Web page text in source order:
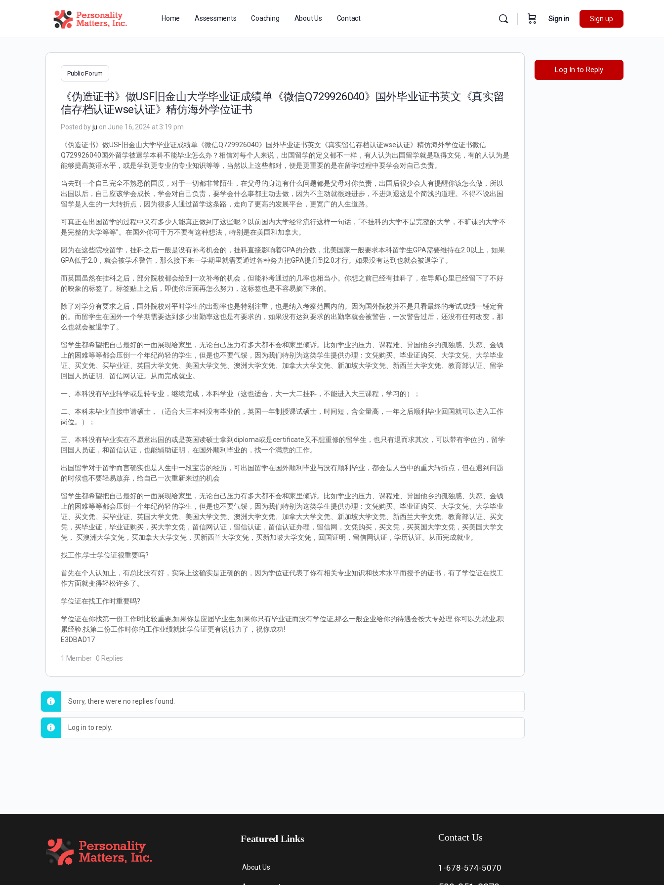
Home Assessments Coaching About Us Contact Sign in Sign up
Public Forum
《伪造证书》做USF旧金山大学毕业证成绩单《微信Q729926040》国外毕业证书英文《真实留
信存档认证wse认证》精仿海外学位证书
Posted byju on June 16, 2024 at 3:19 pm
《伪造证书》做USF旧金山大学毕业证成绩单《微信Q729926040》国外毕业证书英文《真实留信存档认证wse认证》精仿海外学位证书微信
Q729926040国外留学被退学本科不能毕业怎么办？相信对每个人来说，出国留学的定义都不一样，有人认为出国留学就是取得文凭，有的人认为是
能够提高英语水平，或是学到更专业的专业知识等等，当然以上这些都对，便是更重要的是在留学过程中要学会对自己负责。
当去到一个自己完全不熟悉的国度，对于一切都非常陌生，在父母的身边有什么问题都是父母对你负责，出国后很少会人有提醒你该怎么做，所以
出国以后，自己应该学会成长，学会对自己负责，要学会什么事都主动去做，因为不主动就很难进步，不进则退这是个简浅的道理。不得不说出国
留学是人生的一大转折点，因为很多人通过留学这条路，走向了更高的发展平台，更宽广的人生道路。
可真正在出国留学的过程中又有多少人能真正做到了这些呢？以前国内大学经常流行这样一句话，“不挂科的大学不是完整的大学，不旷课的大学不
是完整的大学等等”。在国外你可千万不要有这种想法，特别是在美国和加拿大。
因为在这些院校留学，挂科之后一般是没有补考机会的，挂科直接影响着GPA的分数，北美国家一般要求本科留学生GPA需要维持在2.0以上，如果
GPA低于2.0，就会被学术警告，那么接下来一学期里就需要通过各种努力把GPA提升到2.0才行。如果没有达到也就会被退学了。
而英国虽然在挂科之后，部分院校都会给到一次补考的机会，但能补考通过的几率也相当小。你想之前已经有挂科了，在导师心里已经留下了不好
的映象的标签了。标签贴上之后，即使你后面再怎么努力，这标签也是不容易摘下来的。
除了对学分有要求之后，国外院校对平时学生的出勤率也是特别注重，也是纳入考察范围内的。因为国外院校并不是只看最终的考试成绩一锤定音
的。而留学生在国外一个学期需要达到多少出勤率这也是有要求的，如果没有达到要求的出勤率就会被警告，一次警告过后，还没有任何改变，那
么也就会被退学了。
留学生都希望把自己最好的一面展现给家里，无论自己压力有多大都不会和家里倾诉。比如学业的压力、课程难、异国他乡的孤独感、失恋、金钱
上的困难等等都会压倒一个年纪尚轻的学生，但是也不要气馁，因为我们特别为这类学生提供办理：文凭购买、毕业证购买、大学文凭、大学毕业
证、买文凭、买毕业证、英国大学文凭、美国大学文凭、澳洲大学文凭、加拿大大学文凭、新加坡大学文凭、新西兰大学文凭、教育部认证、留学
回国人员证明、留信网认证。从而完成就业。
一、本科没有毕业转学或是转专业，继续完成，本科学业（这也适合，大一大二挂科，不能进入大三课程，学习的）；
二、本科未毕业直接申请硕士，（适合大三本科没有毕业的，英国一年制授课试硕士，时间短，含金量高，一年之后顺利毕业回国就可以进入工作
岗位。）；
三、本科没有毕业实在不愿意出国的或是英国读硕士拿到diploma或是certificate又不想重修的留学生，也只有退而求其次，可以带有学位的，留学
回国人员证，和留信认证，也能辅助证明，在国外顺利毕业的，找一个满意的工作。
出国留学对于留学而言确实也是人生中一段宝贵的经历，可出国留学在国外顺利毕业与没有顺利毕业，都会是人当中的重大转折点，但在遇到问题
的时候也不要轻易放弃，给自己一次重新来过的机会
留学生都希望把自己最好的一面展现给家里，无论自己压力有多大都不会和家里倾诉。比如学业的压力、课程难、异国他乡的孤独感、失恋、金钱
上的困难等等都会压倒一个年纪尚轻的学生，但是也不要气馁，因为我们特别为这类学生提供办理：文凭购买、毕业证购买、大学文凭、大学毕业
证、买文凭、买毕业证、英国大学文凭、美国大学文凭、澳洲大学文凭、加拿大大学文凭、新加坡大学文凭、新西兰大学文凭、教育部认证、买文
凭，买毕业证，毕业证购买，买大学文凭，留信网认证，留信认证，留信认证办理，留信网，文凭购买，买文凭，买英国大学文凭，买美国大学文
凭， 买澳洲大学文凭，买加拿大大学文凭，买新西兰大学文凭，买新加坡大学文凭，回国证明，留信网认证，学历认证。从而完成就业。
找工作,学士学位证很重要吗?
首先在个人认知上，有总比没有好，实际上这确实是正确的的，因为学位证代表了你有相关专业知识和技术水平而授予的证书，有了学位证在找工
作方面就变得轻松许多了。
学位证在找工作时重要吗?
学位证在你找第一份工作时比较重要,如果你是应届毕业生,如果你只有毕业证而没有学位证,那么一般企业给你的待遇会按大专处理.你可以先就业,积
累经验.找第二份工作时你的工作业绩就比学位证更有说服力了，祝你成功!
E3DBAD17
1 Member · 0 Replies
Sorry, there were no replies found.
Log in to reply.
Log In to Reply
Featured Links
About Us
Contact Us
1-678-574-5070